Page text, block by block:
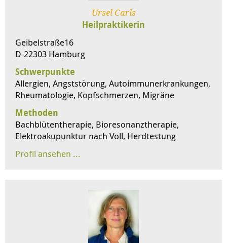
Ursel Carls
Heilpraktikerin
Geibelstraße16
D-22303 Hamburg
Schwerpunkte
Allergien, Angststörung, Autoimmunerkrankungen,
Rheumatologie, Kopfschmerzen, Migräne
Methoden
Bachblütentherapie, Bioresonanztherapie,
Elektroakupunktur nach Voll, Herdtestung